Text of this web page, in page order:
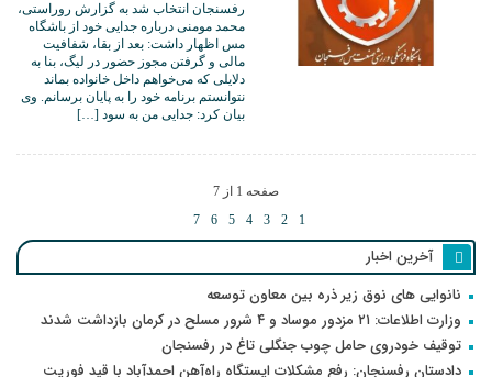
رفسنجان انتخاب شد به گزارش روراستی،
محمد مومنی درباره جدایی خود از باشگاه
مس اظهار داشت: بعد از بقا، شفافیت
مالی و گرفتن مجوز حضور در لیگ، بنا به
دلایلی که می‌خواهم داخل خانواده بماند
نتوانستم برنامه خود را به پایان برسانم. وی
بیان کرد: جدایی من به سود […]
صفحه 1 از 7
1
2
3
4
5
6
7
آخرین اخبار
نانوایی های نوق زیر ذره بین معاون توسعه
وزارت اطلاعات: ۲۱ مزدور موساد و ۴ شرور مسلح در کرمان بازداشت شدند
توقیف خودروی حامل چوب جنگلی تاغ در رفسنجان
دادستان رفسنجان: رفع مشکلات ایستگاه راه‌آهن احمدآباد با قید فوریت